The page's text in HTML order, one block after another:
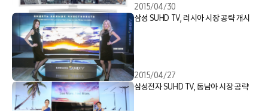
2015/04/30
삼성 SUHD TV, 러시아 시장 공략 개시
2015/04/27
삼성전자 SUHD TV, 동남아 시장 공략